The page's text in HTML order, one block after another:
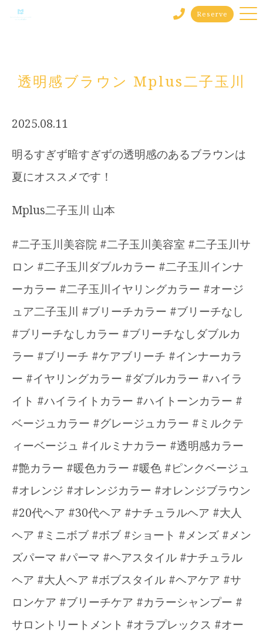
Reserve
透明感ブラウン Mplus二子玉川
2025.08.11
明るすぎず暗すぎずの透明感のあるブラウンは
夏にオススメです！
Mplus二子玉川 山本
#二子玉川美容院 #二子玉川美容室 #二子玉川サ
ロン #二子玉川ダブルカラー #二子玉川インナ
ーカラー #二子玉川イヤリングカラー #オージ
ュア二子玉川 #ブリーチカラー #ブリーチなし
#ブリーチなしカラー #ブリーチなしダブルカ
ラー #ブリーチ #ケアブリーチ #インナーカラ
ー #イヤリングカラー #ダブルカラー #ハイラ
イト #ハイライトカラー #ハイトーンカラー #
ベージュカラー #グレージュカラー #ミルクテ
ィーベージュ #イルミナカラー #透明感カラー
#艶カラー #暖色カラー #暖色 #ピンクベージュ
#オレンジ #オレンジカラー #オレンジブラウン
#20代ヘア #30代ヘア #ナチュラルヘア #大人
ヘア #ミニボブ #ボブ #ショート #メンズ #メン
ズパーマ #パーマ #ヘアスタイル #ナチュラル
ヘア #大人ヘア #ボブスタイル #ヘアケア #サ
ロンケア #ブリーチケア #カラーシャンプー #
サロントリートメント #オラプレックス #オー